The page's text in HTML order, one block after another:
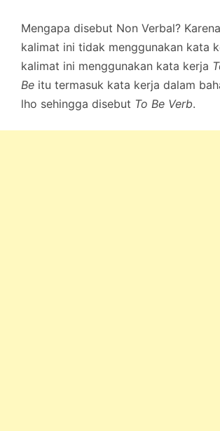
Mengapa disebut Non Verbal?
kalimat ini tidak menggunakan kata
kalimat ini menggunakan kata kerja
Be itu termasuk kata kerja dalam
lho sehingga disebut To Be Verb.